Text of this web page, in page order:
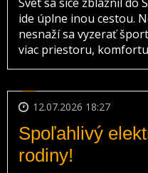
ide úplne inou cestou.
nesnaží sa vyzerať
viac priestoru,
12.07.2026 18:27
Spoľahlivý
rodiny!